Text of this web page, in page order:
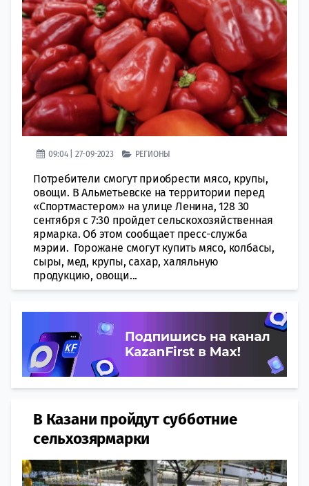
09:04 | 27-09-2023 РЕГИОНЫ
Потребители смогут приобрести мясо, крупы,
овощи. В Альметьевске на территории перед
«Спортмастером» на улице Ленина, 128 30
сентября с 7:30 пройдет сельскохозяйственная
ярмарка. Об этом сообщает пресс-служба
мэрии. Горожане смогут купить мясо, колбасы,
сыры, мед, крупы, сахар, халяльную
продукцию, овощи...
В Казани пройдут субботние
сельхозярмарки